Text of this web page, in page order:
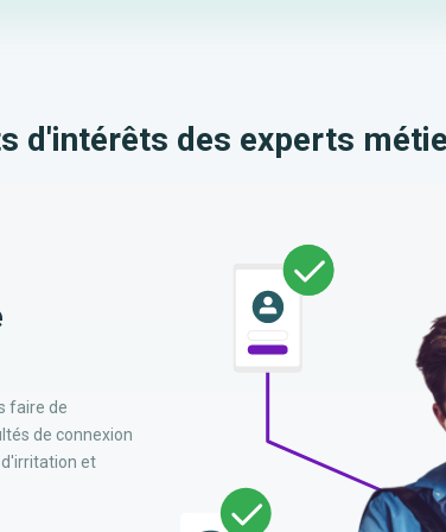
d'intérêts des experts
faire de
de connexion
d'irritation et